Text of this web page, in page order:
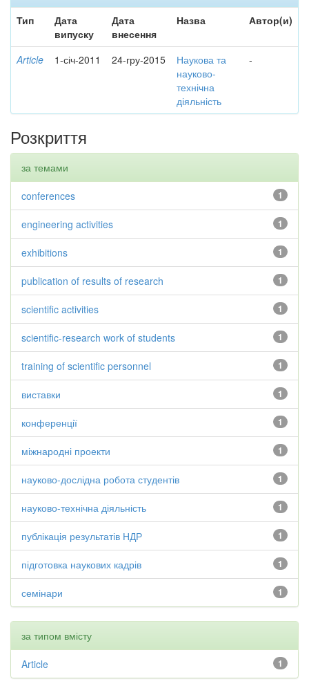
Тип
Дата
випуску
Дата
внесення
Назва Автор(и)
Article 1-січ-2011 24-гру-2015
Наукова та
науково-
технічна
діяльність
-
Розкриття
за темами
1
conferences
1
engineering activities
1
exhibitions
1
publication of results of research
1
scientific activities
1
scientific-research work of students
1
training of scientific personnel
1
виставки
1
конференції
1
міжнародні проекти
1
науково-дослідна робота студентів
1
науково-технічна діяльність
1
публікація результатів НДР
1
підготовка наукових кадрів
1
семінари
за типом вмісту
1
Article